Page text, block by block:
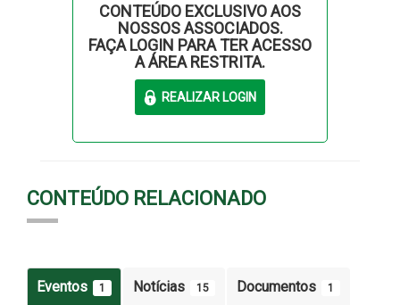
CONTEÚDO EXCLUSIVO AOS
NOSSOS ASSOCIADOS.
FAÇA LOGIN PARA TER ACESSO
A ÁREA RESTRITA.
CONTEÚDO RELACIONADO
Eventos 1 Notícias 15 Documentos 1